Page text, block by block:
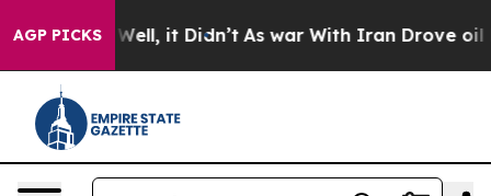
AGP PICKS
40%. Well, it Didn’t As war With Iran Drove oil